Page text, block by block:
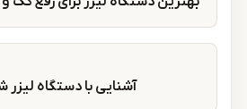
آشنایی با دستگاه لیزر